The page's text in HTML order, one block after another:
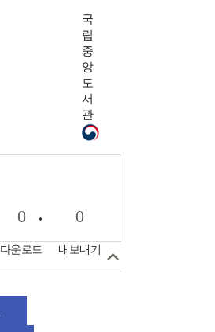
국
립
중
앙
도
서
관
0
다운로드
0
내보내기